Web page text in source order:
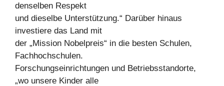
denselben Respekt
und dieselbe Unterstützung.“ Darüber hinaus
investiere das Land mit
der „Mission Nobelpreis“ in die besten Schulen,
Fachhochschulen.
Forschungseinrichtungen und Betriebsstandorte,
„wo unsere Kinder alle